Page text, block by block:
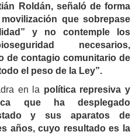
Roldán, señaló de forma
que sobrepase
y no contemple los
necesarios,
de contagio comunitario de
el peso de la Ley”.
en la política represiva y
que ha desplegado
y sus aparatos de
años, cuyo resultado es la